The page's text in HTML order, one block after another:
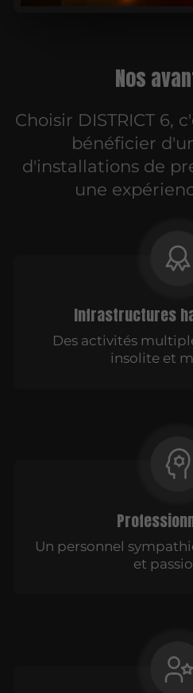
Nos
Choisir DISTRICT 6,
bénéficier
d'installations de
une
Infrastructures
Des activités
insolite et
Un personnel
et